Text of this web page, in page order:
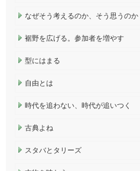
なぜそう考えるのか、そう思うのか
裾野を広げる。参加者を増やす
型にはまる
自由とは
時代を追わない、時代が追いつく
古典よね
スタバとタリーズ